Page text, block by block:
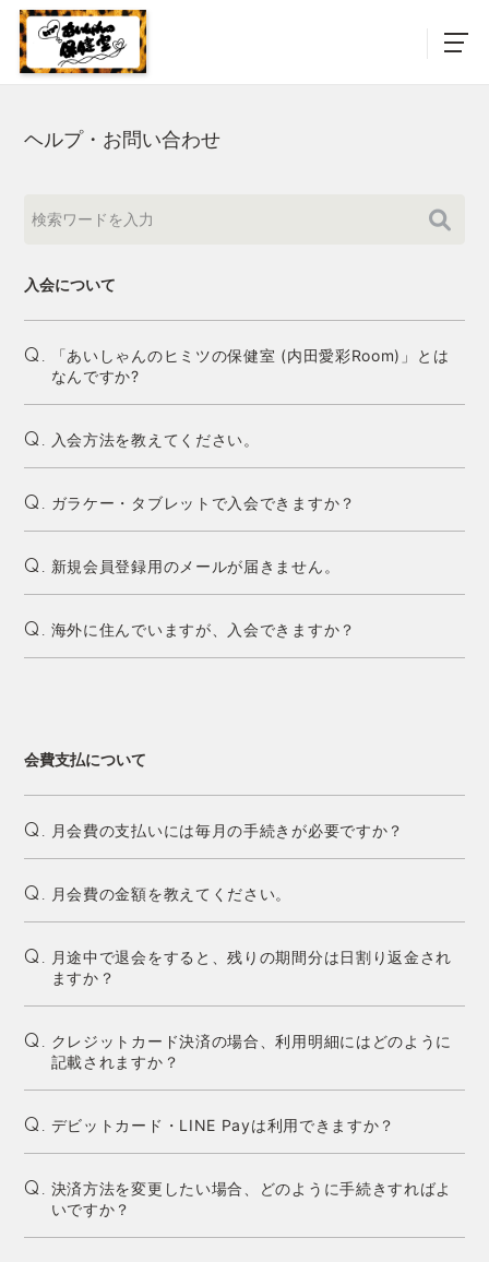
ヘルプ・お問い合わせ
入会について
Q.
「あいしゃんのヒミツの保健室 (内田愛彩Room)」とは
なんですか?
Q. 入会方法を教えてください。
Q. ガラケー・タブレットで入会できますか？
Q. 新規会員登録用のメールが届きません。
Q. 海外に住んでいますが、入会できますか？
会費支払について
Q. 月会費の支払いには毎月の手続きが必要ですか？
Q. 月会費の金額を教えてください。
Q. 月途中で退会をすると、残りの期間分は日割り返金され
ますか？
Q. クレジットカード決済の場合、利用明細にはどのように
記載されますか？
Q. デビットカード・LINE Payは利用できますか？
Q. 決済方法を変更したい場合、どのように手続きすればよ
いですか？